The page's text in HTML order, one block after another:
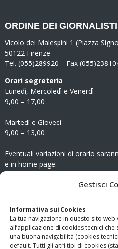
Gestisci
Informativa sui Cookies
La tua navigazione in questo sito web
all’applicazione di cookies tecnici
una buona navigabilità (cookies
default. Tutti gli altri tipi di cookies
ORDINE DEI
Vicolo dei Malespini 1 (Piazza
50122 Firenze
Tel. (055)289920 – Fax
Orari segreteria
Lunedì, Mercoledì e Venerdì
9,00 – 17,00
Martedì e Giovedì
9,00 – 13,00
Eventuali variazioni di orario
e in home page.
www.odg.toscana.it – testata
Firenze al nr. 5208 dell’
Giampaolo Marchini – C.F.